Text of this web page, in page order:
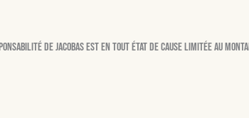
de Jacobas est en tout état de cause limitée au